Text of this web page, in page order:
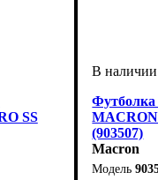
SS
Футболка
MACRON
(903507)
Macron